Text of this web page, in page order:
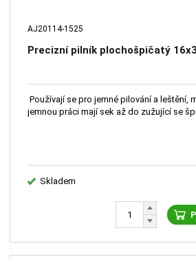
AJ20114-1525
Precizní pilník plochošpičatý
Používají se pro jemné pilování a leštění,
jemnou práci mají sek až do zužující se
Skladem